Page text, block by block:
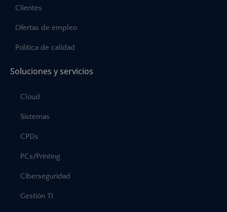
Clientes
Ofertas de empleo
Política de calidad
Soluciones y servicios
Cloud
Sistemas
CPDs
PCs/Printing
Ciberseguridad
Gestión TI